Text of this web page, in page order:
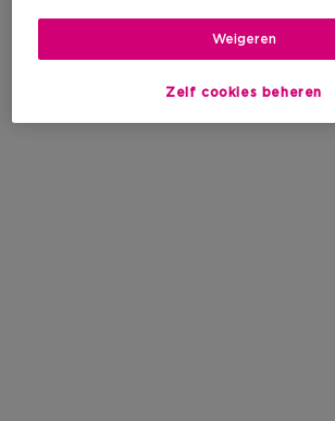
Zelf cookies beheren
Weigeren